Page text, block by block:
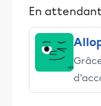
En